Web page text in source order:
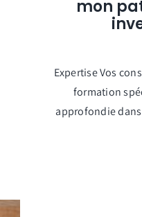
mon
Expertise Vos
formation
approfondie